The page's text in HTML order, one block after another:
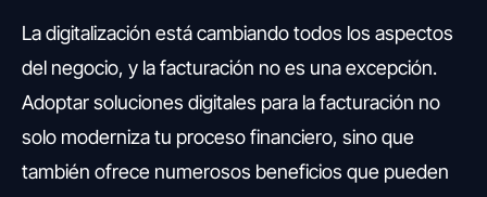
La digitalización está cambiando todos los aspectos
del negocio, y la facturación no es una excepción.
Adoptar soluciones digitales para la facturación no
solo moderniza tu proceso financiero, sino que
también ofrece numerosos beneficios que pueden